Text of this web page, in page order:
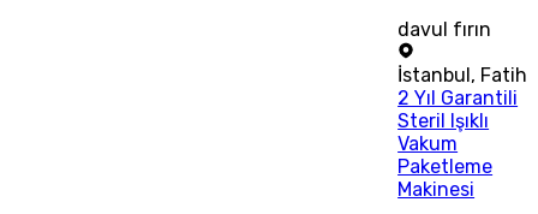
davul fırın
İstanbul, Fatih
2 Yıl Garantili
Steril Işıklı
Vakum
Paketleme
Makinesi